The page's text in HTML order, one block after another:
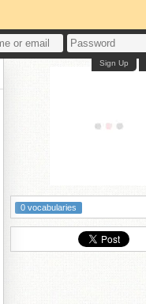
Sign Up
0 vocabularies